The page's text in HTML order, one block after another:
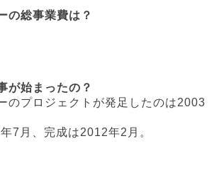
の総事業費は？
が始まったの？
のプロジェクトが発足したのは2003
7月、完成は2012年2月。